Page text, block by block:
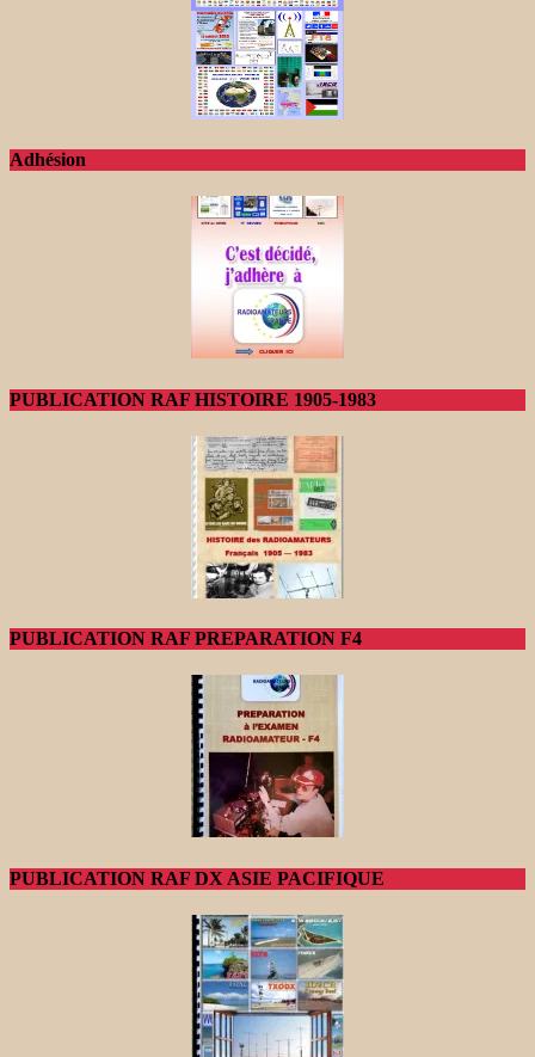
Adhésion
PUBLICATION RAF HISTOIRE 1905-1983
PUBLICATION RAF PREPARATION F4
PUBLICATION RAF DX ASIE PACIFIQUE